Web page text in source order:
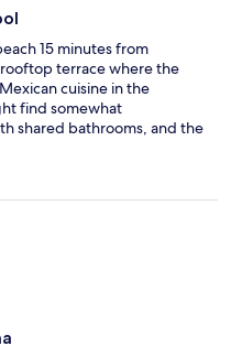
15 minutes from
terrace where the
cuisine in the
find somewhat
shared bathrooms, and the
it’s a three minute walk